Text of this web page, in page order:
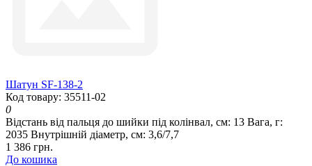
Шатун SF-138-2
Код товару: 35511-02
0
Відстань від пальця до шийки під колінвал, см: 13 Вага, г:
2035 Внутрішній діаметр, см: 3,6/7,7
1 386 грн.
До кошика